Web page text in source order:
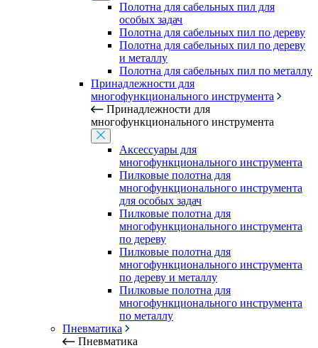
Полотна для сабельных пил для
особых задач
Полотна для сабельных пил по дереву
Полотна для сабельных пил по дереву
и металлу
Полотна для сабельных пил по металлу
Принадлежности для
многофункционального инструмента
Принадлежности для
многофункционального инструмента
Аксессуары для
многофункционального инструмента
Пилковые полотна для
многофункционального инструмента
для особых задач
Пилковые полотна для
многофункционального инструмента
по дереву
Пилковые полотна для
многофункционального инструмента
по дереву и металлу
Пилковые полотна для
многофункционального инструмента
по металлу
Пневматика
Пневматика